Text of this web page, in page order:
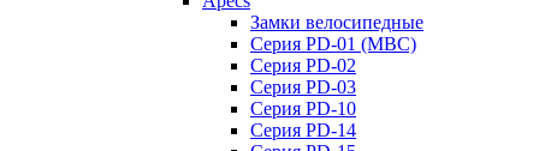
Замки велосипедные
Серия PD-01 (МВС)
Серия PD-02
Серия PD-03
Серия PD-10
Серия PD-14